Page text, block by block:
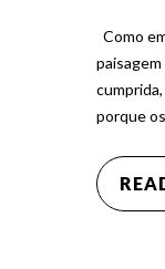
Como
porque